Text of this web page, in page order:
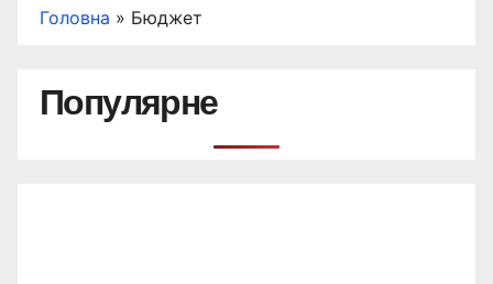
Головна » Бюджет
Популярне